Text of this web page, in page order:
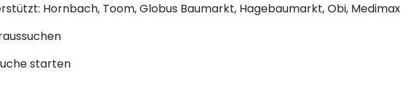
Hornbach, Toom, Globus Baumarkt, Hagebaumarkt, Obi, Medimax
starten